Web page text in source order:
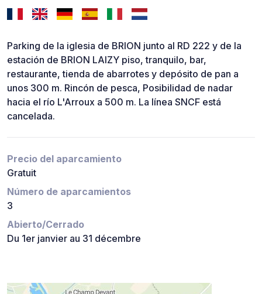
Parking de la iglesia de BRION junto al RD 222 y de la
estación de BRION LAIZY piso, tranquilo, bar,
restaurante, tienda de abarrotes y depósito de pan a
unos 300 m. Rincón de pesca, Posibilidad de nadar
hacia el río L'Arroux a 500 m. La línea SNCF está
cancelada.
Precio del aparcamiento
Gratuit
Número de aparcamientos
3
Abierto/Cerrado
Du 1er janvier au 31 décembre